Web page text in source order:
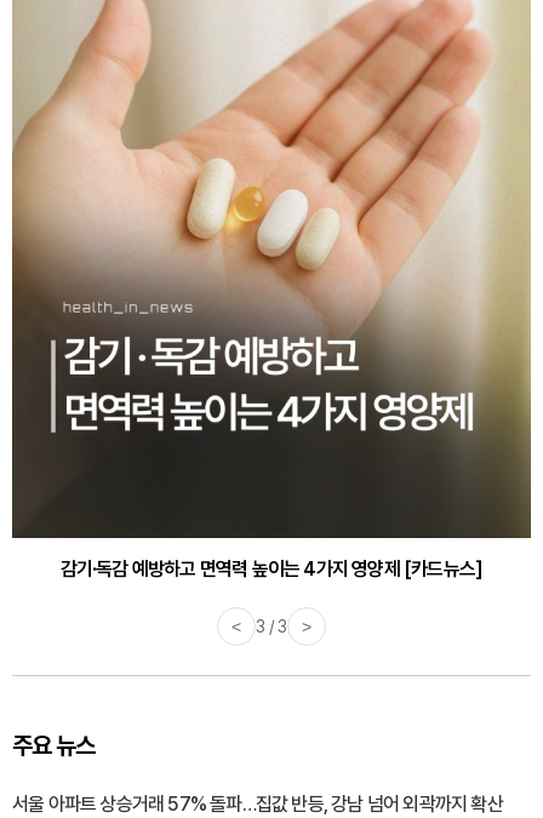
감기·독감 예방하고 면역력 높이는 4가지 영양제 [카드뉴스]
< 3 / 3 >
주요 뉴스
서울 아파트 상승거래 57% 돌파…집값 반등, 강남 넘어 외곽까지 확산